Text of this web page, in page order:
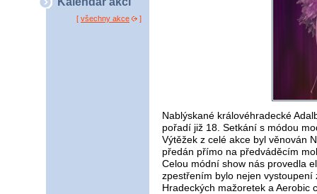
[ všechny akce ]
Nablýskané královéhradecké
pořadí již 18. Setkání s módou
Výtěžek z celé akce byl věnován
předán přímo na předváděcím
Celou módní show nás provedla
zpestřením bylo nejen vystoupení
Hradeckých mažoretek a Aerobic